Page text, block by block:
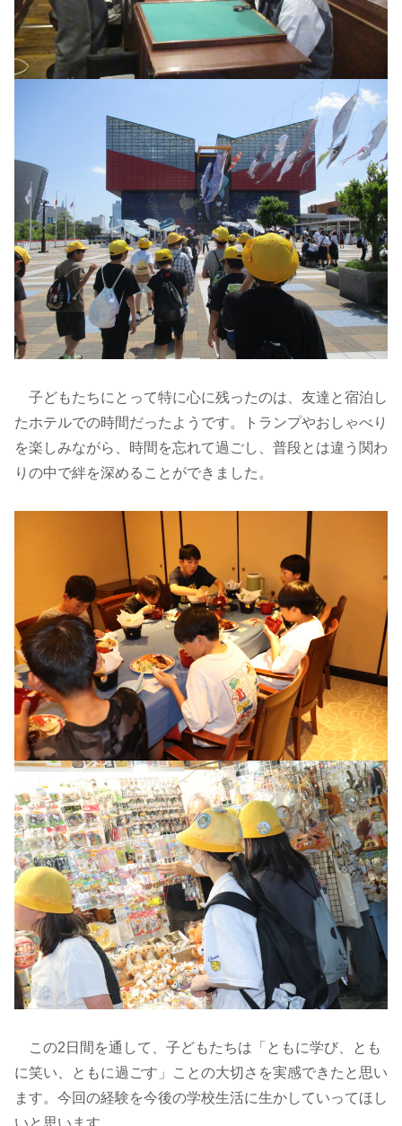
子どもたちにとって特に心に残ったのは、友達と宿泊し
たホテルでの時間だったようです。トランプやおしゃべり
を楽しみながら、時間を忘れて過ごし、普段とは違う関わ
りの中で絆を深めることができました。
この2日間を通して、子どもたちは「ともに学び、とも
に笑い、ともに過ごす」ことの大切さを実感できたと思い
ます。今回の経験を今後の学校生活に生かしていってほし
いと思います。